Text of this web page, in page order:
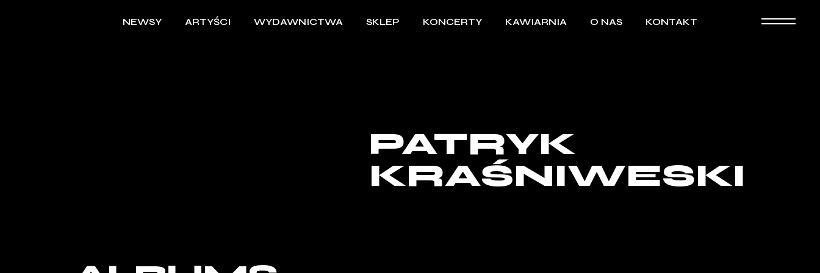
NEWSY ARTYŚCI WYDAWNICTWA SKLEP KONCERTY KAWIARNIA O NAS KONTAKT
PATRYK
KRAŚNIWESKI